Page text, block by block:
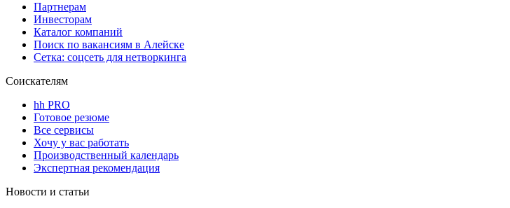
Партнерам
Инвесторам
Каталог компаний
Поиск по вакансиям в Алейске
Сетка: соцсеть для нетворкинга
Соискателям
hh PRO
Готовое резюме
Все сервисы
Хочу у вас работать
Производственный календарь
Экспертная рекомендация
Новости и статьи